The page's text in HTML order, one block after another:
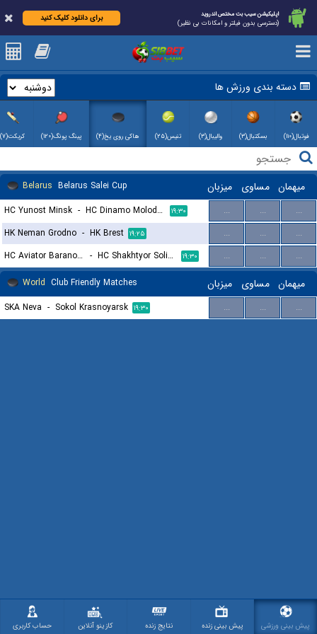
اپلیکیشن سیب بت مختص اندروید
(دسترسی بدون فیلتر و امکانات بی نظیر)
برای دانلود کلیک کنید
دسته بندی ورزش ها
فوتبال(۱۱۰) بسکتبال(۳) والیبال(۳) تنیس(۲۵) هاکی روی یخ(۴) پینگ پونگ(۱۲۰) کریکت(۷)
Belarus Belarus Salei Cup میزبان مساوی میهمان
HC Yunost Minsk - HC Dinamo Molodechno ۱۹:۳۰ ... ...
...
HK Neman Grodno - HK Brest ۱۹:۲۵ ... ...
...
HC Aviator Baranovichi - HC Shakhtyor Soligorsk ۱۹:۳۰ ... ...
...
World Club Friendly Matches میزبان مساوی میهمان
SKA Neva - Sokol Krasnoyarsk ۱۹:۳۰ ... ... ...
پیش بینی ورزشی پیش بینی زنده نتایج زنده کازینو آنلاین حساب کاربری